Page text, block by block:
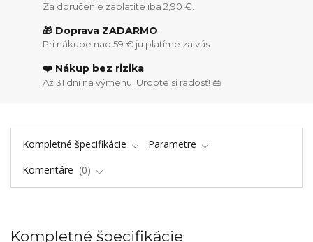
Za doručenie zaplatíte iba 2,90 €.
🎁 Doprava ZADARMO
Pri nákupe nad 59 € ju platíme za vás.
❤️ Nákup bez rizika
Až 31 dní na výmenu. Urobte si radosť! 👜
Kompletné špecifikácie
Parametre
Komentáre
0
Kompletné špecifikácie